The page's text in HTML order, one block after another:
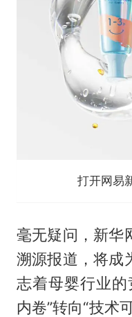
打开网易
毫无疑问，新华
溯源报道，将成
志着母婴行业
内卷”转向“技术